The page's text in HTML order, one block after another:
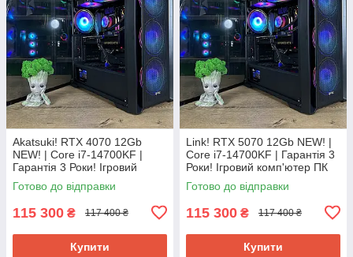
Akatsuki! RTX 4070 12Gb
NEW! | Core i7-14700KF |
Гарантія 3 Роки! Ігровий
комп'ютер ПК від CyberCat
Готово до відправки
115 300 ₴ 117 400 ₴
Купити
Link! RTX 5070 12Gb NEW! |
Core i7-14700KF | Гарантія 3
Роки! Ігровий комп'ютер ПК
від CyberCat
Готово до відправки
115 300 ₴ 117 400 ₴
Купити